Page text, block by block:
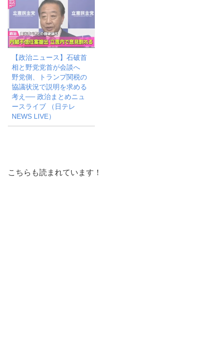
【政治ニュース】石破首
相と野党党首が会談へ
野党側、トランプ関税の
協議状況で説明を求める
考え── 政治まとめニュ
ースライブ （日テレ
NEWS LIVE）
こちらも読まれています！